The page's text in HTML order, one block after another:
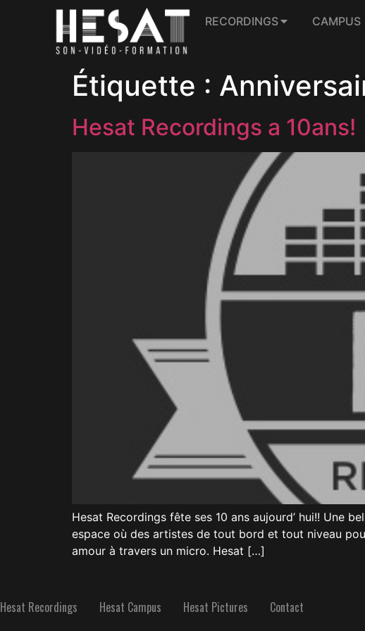
RECORDINGS CAMPUS
Étiquette :
Hesat Recordings a 10ans!
Hesat Recordings fête ses 10 ans aujourd’ hui!! Une
espace où des artistes de tout bord et tout niveau
amour à travers un micro. Hesat […]
Hesat Recordings Hesat Campus Hesat Pictures Contact